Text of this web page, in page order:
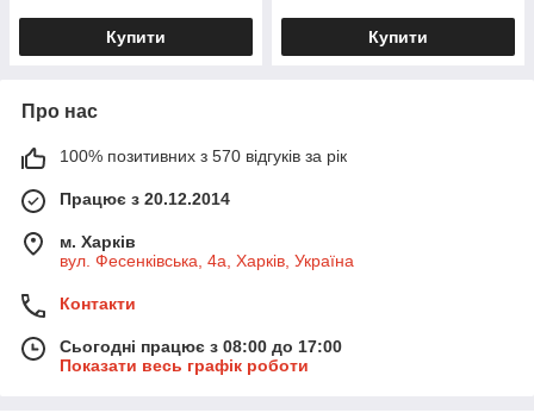
Купити Купити
Про нас
100% позитивних з 570 відгуків за рік
Працює з 20.12.2014
м. Харків
вул. Фесенківська, 4а, Харків, Україна
Контакти
Сьогодні працює з 08:00 до 17:00
Показати весь графік роботи